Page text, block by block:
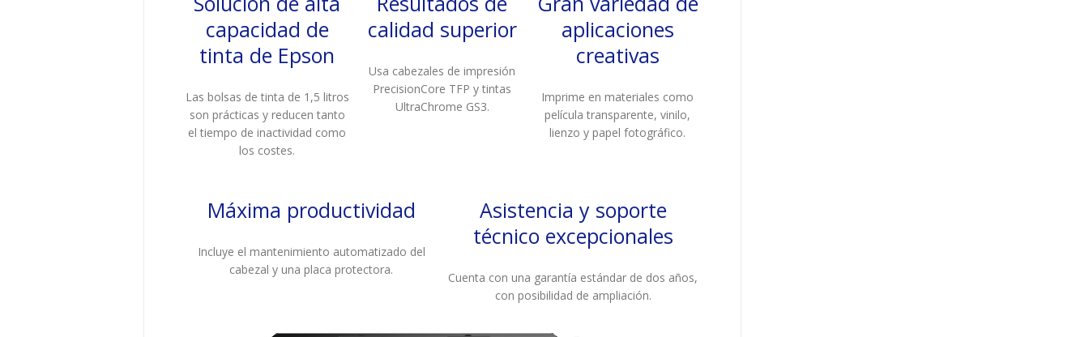
capacidad de
tinta de Epson
Las bolsas de tinta de 1,5 litros
son prácticas y reducen tanto
el tiempo de inactividad como
los costes.
calidad superior
Usa cabezales de impresión
PrecisionCore TFP y tintas
UltraChrome GS3.
aplicaciones
creativas
Imprime en materiales como
película transparente, vinilo,
lienzo y papel fotográfico.
Máxima productividad
Incluye el mantenimiento automatizado del
cabezal y una placa protectora.
Asistencia y soporte
técnico excepcionales
Cuenta con una garantía estándar de dos años,
con posibilidad de ampliación.